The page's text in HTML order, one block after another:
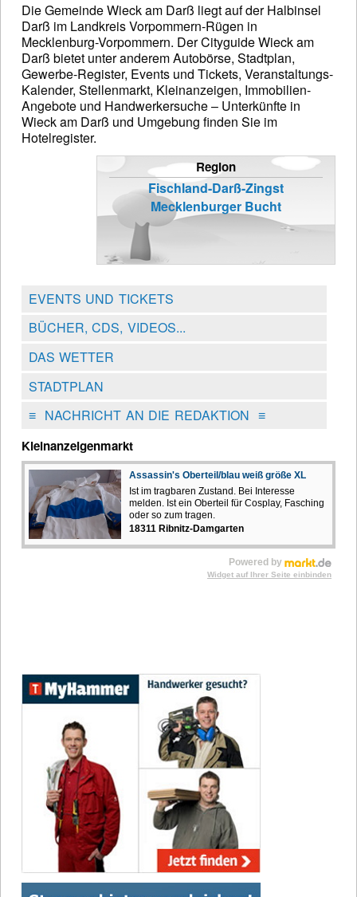
Die Gemeinde Wieck am Darß liegt auf der Halbinsel
Darß im Landkreis Vorpommern-Rügen in
Mecklenburg-Vorpommern. Der Cityguide Wieck am
Darß bietet unter anderem Autobörse, Stadtplan,
Gewerbe-Register, Events und Tickets, Veranstaltungs-
Kalender, Stellenmarkt, Kleinanzeigen, Immobilien-
Angebote und Handwerkersuche – Unterkünfte in
Wieck am Darß und Umgebung finden Sie im
Hotelregister.
Region
Fischland-Darß-Zingst
Mecklenburger Bucht
EVENTS UND TICKETS
BÜCHER, CDS, VIDEOS...
DAS WETTER
STADTPLAN
≡NACHRICHT AN DIE REDAKTION ≡
Kleinanzeigenmarkt
Assassin's Oberteil/blau weiß größe XL
Ist im tragbaren Zustand. Bei Interesse
melden. Ist ein Oberteil für Cosplay, Fasching
oder so zum tragen.
18311 Ribnitz-Damgarten
Powered by
Widget auf Ihrer Seite einbinden